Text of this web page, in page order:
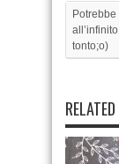
tonto;o)